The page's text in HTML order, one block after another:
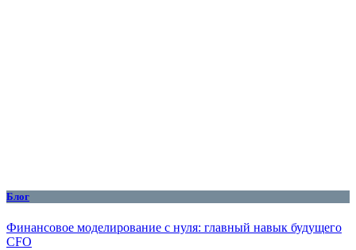
Блог
Финансовое моделирование с нуля: главный навык будущего
CFO